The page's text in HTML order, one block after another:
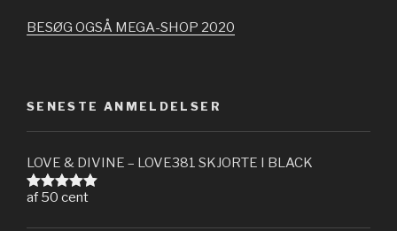
BESØG OGSÅ MEGA-SHOP 2020
SENESTE ANMELDELSER
LOVE & DIVINE – LOVE381 SKJORTE I BLACK
Vurderet5
af 50 cent